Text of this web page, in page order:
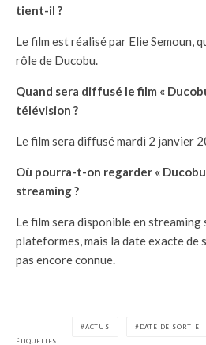
tient-il ?
Le film est réalisé par Elie Semoun,
rôle de Ducobu.
Quand sera diffusé le film «
télévision ?
Le film sera diffusé mardi 2 janvier
Où pourra-t-on regarder «
streaming ?
Le film sera disponible en
plateformes, mais la date exacte de
pas encore connue.
ÉTIQUETTES
ACTUS DATE DE SORTIE